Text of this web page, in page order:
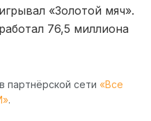
«Золотой мяч».
76,5 миллиона
партнёрской сети «Все
.